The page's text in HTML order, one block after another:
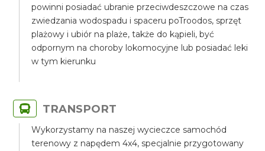
powinni posiadać ubranie przeciwdeszczowe na czas
zwiedzania wodospadu i spaceru poTroodos, sprzęt
plażowy i ubiór na plaże, także do kąpieli, być
odpornym na choroby lokomocyjne lub posiadać leki
w tym kierunku
TRANSPORT
Wykorzystamy na naszej wycieczce samochód
terenowy z napędem 4x4, specjalnie przygotowany